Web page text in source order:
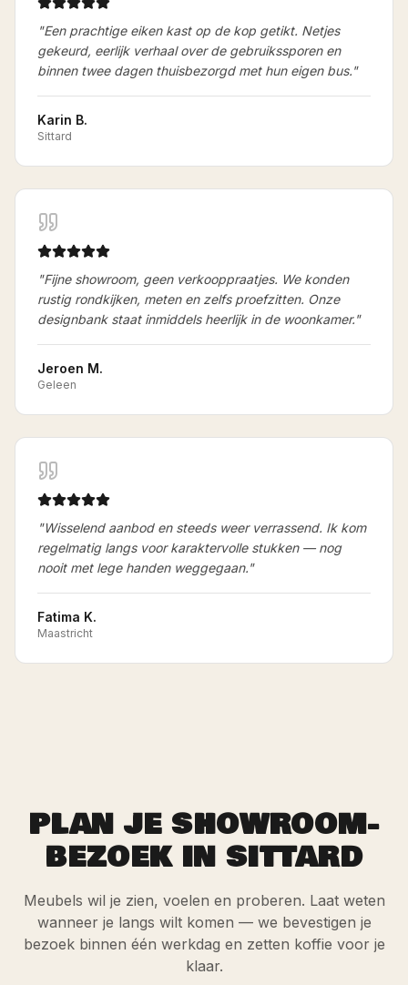
"Een prachtige eiken kast op de kop getikt. Netjes
gekeurd, eerlijk verhaal over de gebruikssporen en
binnen twee dagen thuisbezorgd met hun eigen bus."
Karin B.
Sittard
"Fijne showroom, geen verkooppraatjes. We konden
rustig rondkijken, meten en zelfs proefzitten. Onze
designbank staat inmiddels heerlijk in de woonkamer."
Jeroen M.
Geleen
"Wisselend aanbod en steeds weer verrassend. Ik kom
regelmatig langs voor karaktervolle stukken — nog
nooit met lege handen weggegaan."
Fatima K.
Maastricht
PLAN JE SHOWROOM-
BEZOEK IN SITTARD
Meubels wil je zien, voelen en proberen. Laat weten
wanneer je langs wilt komen — we bevestigen je
bezoek binnen één werkdag en zetten koffie voor je
klaar.